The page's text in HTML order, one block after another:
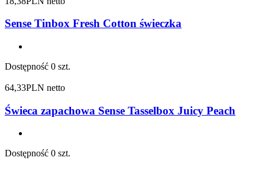
Sense Tinbox Fresh Cotton świeczka
Dostępność 0 szt.
64,33PLN netto
Świeca zapachowa Sense Tasselbox Juicy Peach
Dostępność 0 szt.